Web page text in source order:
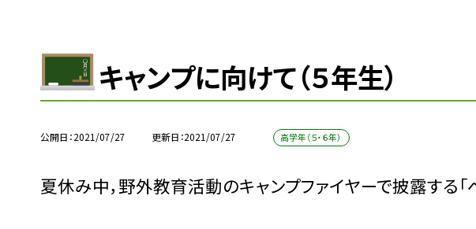
キャンプに向けて（５年生）
公開日 2021/07/27 更新日 2021/07/27 高学年（５・６年）
夏休み中，野外教育活動のキャンプファイヤーで披露する「